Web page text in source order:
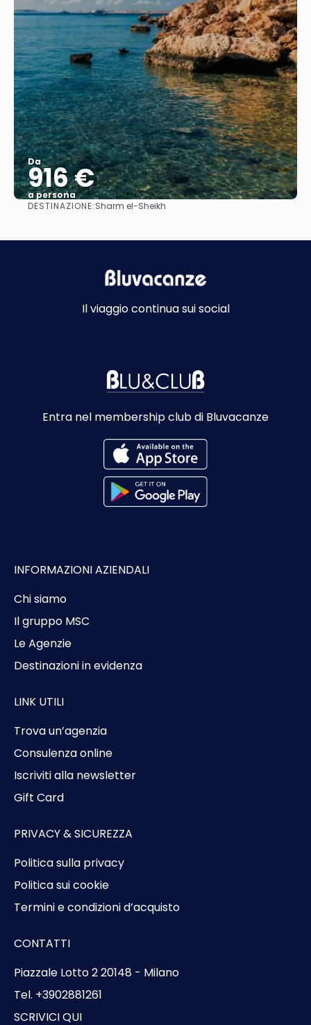
Da
916 €
a persona
Vedere
DESTINAZIONE:Sharm el-Sheikh
Il viaggio continua sui social
Entra nel membership club di Bluvacanze
INFORMAZIONI AZIENDALI
Chi siamo
Il gruppo MSC
Le Agenzie
Destinazioni in evidenza
LINK UTILI
Trova un’agenzia
Consulenza online
Iscriviti alla newsletter
Gift Card
PRIVACY & SICUREZZA
Politica sulla privacy
Politica sui cookie
Termini e condizioni d’acquisto
CONTATTI
Piazzale Lotto 2 20148 - Milano
Tel. +3902881261
SCRIVICI QUI